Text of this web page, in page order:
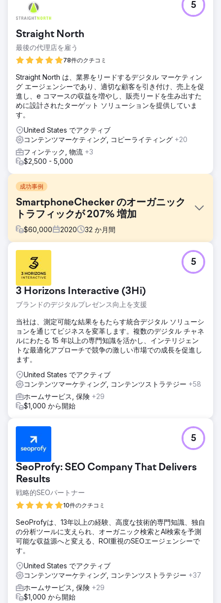
Straight North
最後の代理店を雇う
78件のクチコミ
5
Straight North は、業界をリードするデジタル マーケティン
グ エージェンシーであり、適切な顧客を引き付け、売上を促
進し、e コマースの収益を増やし、販売リードを生み出すた
めに設計されたターゲット ソリューションを提供していま
す。
United States でアクティブ
コンテンツマーケティング, コピーライティング +20
フィンテック, 物流 +3
$2,500 - 5,000
成功事例
SmartphoneChecker のオーガニック
トラフィックが 207% 増加
$60,000 2020 32 か月間
非常に飽和した市場にあるため、SmartphoneChecker (人気
の電話比較エンジン) は、大手企業と競争できるようにする
ために、大量の SEO とゲスト ブログの作業を必要としまし
た。
ソリューション
Solvid は、SmartphoneChecker のランキングを向上させ、
バックリンクを獲得し、質の高いメディア報道を確保するこ
とで手数料収入を生み出す販売ページへのオーガニック トラ
フィックを促進するのを支援する契約を締結しました。
Solvid のチームは、詳細かつ完全に管理された SEO および
ゲスト ブログ戦略を作成しました。
結果
- 12 か月でオーガニック トラフィックが 207% 増加し、キ
ャンペーン開始以来 1,100% 以上増加 - Google の 1 ページ
目に 12,897 のキーワードがランクイン - 307 の公開プレー
3 Horizons Interactive (3Hi)
ブランドのデジタルプレゼンス向上を支援
5
当社は、測定可能な結果をもたらす統合デジタル ソリューシ
ョンを通じてビジネスを変革します。複数のデジタル チャネ
ルにわたる 15 年以上の専門知識を活かし、インテリジェン
トな最適化アプローチで競争の激しい市場での成長を促進し
ます。
United States でアクティブ
コンテンツマーケティング, コンテンツストラテジー +58
ホームサービス, 保険 +29
$1,000 から開始
SeoProfy: SEO Company That Delivers
Results
戦略的SEOパートナー
10件のクチコミ
5
SeoProfyは、13年以上の経験、高度な技術的専門知識、独自
の分析ツールに支えられ、オーガニック検索とAI検索を予測
可能な収益源へと変える、ROI重視のSEOエージェンシーで
す。
United States でアクティブ
コンテンツマーケティング, コンテンツストラテジー +37
ホームサービス, 保険 +29
$1,000 から開始